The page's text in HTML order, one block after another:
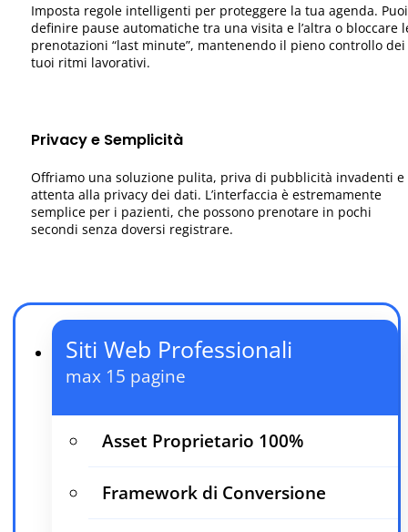
Imposta regole intelligenti per proteggere la tua agenda. Puoi
definire pause automatiche tra una visita e l’altra o bloccare
prenotazioni “last minute”, mantenendo il pieno controllo dei
tuoi ritmi lavorativi.
Privacy e Semplicità
Offriamo una soluzione pulita, priva di pubblicità invadenti e
attenta alla privacy dei dati. L’interfaccia è estremamente
semplice per i pazienti, che possono prenotare in pochi
secondi senza doversi registrare.
Siti Web Professionali
max 15 pagine
Asset Proprietario 100%
Framework di Conversione